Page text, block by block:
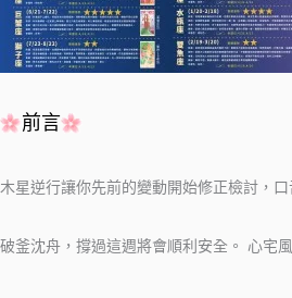
前言
木星逆行讓你先前的變動開始修正檢討，
破釜沈舟，撐過這週將會順利安全。 心宅